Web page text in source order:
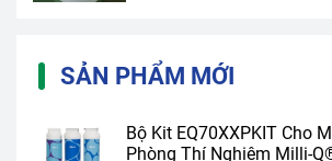
SẢN PHẨM MỚI
Bộ Kit EQ70XXPKIT Cho
Phòng Thí Nghiệm Milli-